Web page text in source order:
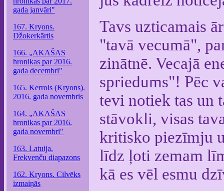
gada janvāri"
167. Kryons.
Džokerkārtis
166. „AKAŠAS
hronikas par 2016.
gada decembri"
165. Kerrols (Kryons).
2016. gada novembris
164. „AKAŠAS
hronikas par 2016.
gada novembri"
163. Latuija.
Frekvenču diapazons
162. Kryons. Cilvēks
izmaiņās
Tavs uzticamais
"tavā vecumā",
zinātnē. Vecajā
spriedums"! Pēc
tevi notiek tas un
stāvokli, visas
kritisko piezīmju
līdz ļoti zemam
kā es vēl esmu